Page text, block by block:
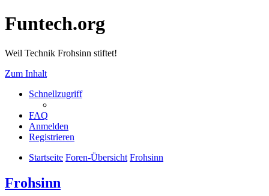
Funtech.org
Weil Technik Frohsinn stiftet!
Zum Inhalt
Schnellzugriff
FAQ
Anmelden
Registrieren
Startseite Foren-Übersicht Frohsinn
Frohsinn